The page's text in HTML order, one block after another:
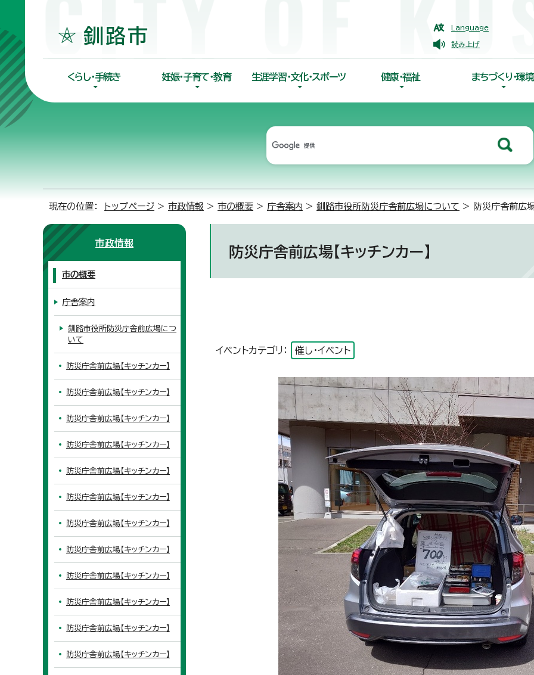
Language
読み上げ
くらし・手続き 妊娠・子育て・教育 生涯学習・文化・スポーツ 健康・福祉 まちづくり・環境
現在の位置： トップページ > 市政情報 > 市の概要 > 庁舎案内 > 釧路市役所防災庁舎前広場について > 防災庁舎前広場
防災庁舎前広場【キッチンカー】
イベントカテゴリ： 催し・イベント
市政情報
市の概要
庁舎案内
釧路市役所防災庁舎前広場につ
いて
防災庁舎前広場【キッチンカー】
防災庁舎前広場【キッチンカー】
防災庁舎前広場【キッチンカー】
防災庁舎前広場【キッチンカー】
防災庁舎前広場【キッチンカー】
防災庁舎前広場【キッチンカー】
防災庁舎前広場【キッチンカー】
防災庁舎前広場【キッチンカー】
防災庁舎前広場【キッチンカー】
防災庁舎前広場【キッチンカー】
防災庁舎前広場【キッチンカー】
防災庁舎前広場【キッチンカー】